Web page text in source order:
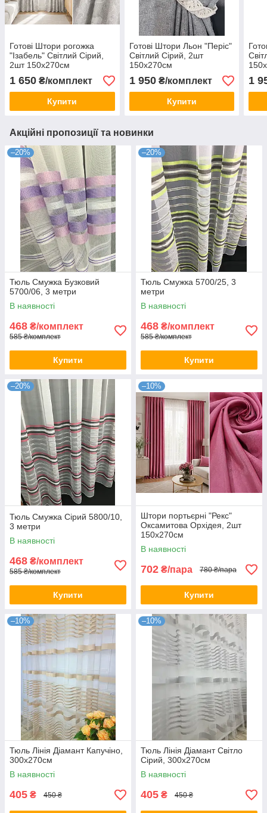
Готові Штори рогожка
"Ізабель" Світлий Сірий,
2шт 150х270см
1 650 ₴/комплект
Купити
Готові Штори Льон "Періс"
Світлий Сірий, 2шт
150х270см
1 950₴/комплект
Купити
1
Акційні пропозиції та новинки
–20%
Тюль Смужка Бузковий
5700/06, 3 метри
В наявності
468 ₴/комплект
585 ₴/комплект
Купити
–20%
Тюль Смужка 5700/25, 3
метри
В наявності
468 ₴/комплект
585 ₴/комплект
Купити
–20%
Тюль Смужка Сірий 5800/10,
3 метри
В наявності
468 ₴/комплект
585 ₴/комплект
Купити
–10%
Штори портьєрні "Рекс"
Оксамитова Орхідея, 2шт
150х270см
В наявності
702 ₴/пара 780 ₴/пара
Купити
–10%
Тюль Лінія Діамант Капучіно,
300х270см
В наявності
405 ₴ 450 ₴
–10%
Тюль Лінія Діамант Світло
Сірий, 300х270см
В наявності
405 ₴ 450 ₴